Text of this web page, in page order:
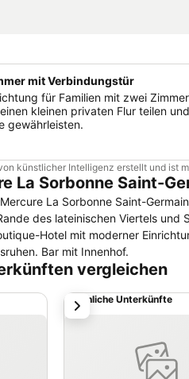
mit Verbindungstür
für Familien mit zwei
kleinen privaten Flur teilen
gewährleisten.
künstlicher Intelligenz erstellt und ist
La Sorbonne Saint-
La Sorbonne Saint-
des lateinischen Viertels
Hotel mit moderner
Bar mit Innenhof.
vergleichen
Ähnliche Unterkünfte
weiter